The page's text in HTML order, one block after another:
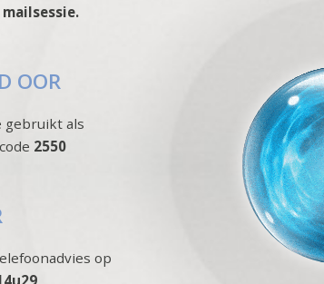
mailsessie.
OOR
gebruikt als
2550
op